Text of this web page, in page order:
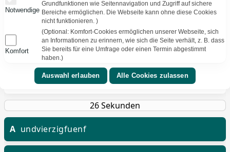
Quizfrage 5105
Bereit TEXT VORLESEN
▾ Literatur ⚑
Welche Zahl ist die größte
A undvierzigfuenf
Notwendige
Grundfunktionen wie Seitennavigation und Zugriff auf sichere
Bereiche ermöglichen. Die Webseite kann ohne diese Cookies
nicht funktionieren. )
Komfort
(Optional: Komfort-Cookies ermöglichen unserer Webseite, sich
an Informationen zu erinnern, wie sich die Seite verhält, z. B. dass
Sie bereits für eine Umfrage oder einen Termin abgestimmt
haben.)